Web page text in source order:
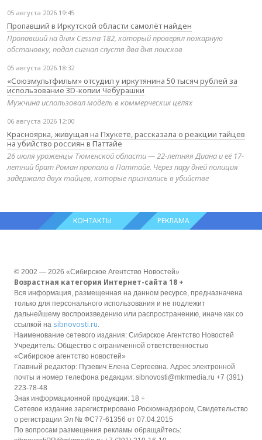
05 августа 2026 19:45
Пропавший в Иркутской области самолёт найден
Пропавший на днях Cessna 182, который проверял пожарную
обстановку, подал сигнал спустя два дня поисков
05 августа 2026 18:32
«Союзмультфильм» отсудил у иркутянина 50 тысяч рублей за
использование 3D-копии Чебурашки
Мужчина использовал модель в коммерческих целях
06 августа 2026 12:00
Красноярка, живущая на Пхукете, рассказала о реакции тайцев
на убийство россиян в Паттайе
26 июля уроженцы Тюменской области — 22-летняя Диана и её 17-
летний брат Роман пропали в Паттайе. Через пару дней полиция
задержала двух тайцев, которые признались в убийстве
КОНТАКТЫ РЕКЛАМА
© 2002 — 2026 «Сибирское Агентство Новостей»
Возрастная категория Интернет-сайта 18 +
Вся информация, размещенная на данном ресурсе, предназначена
только для персонального использования и не подлежит
дальнейшему воспроизведению или распространению, иначе как со
ссылкой на sibnovosti.ru.
Наименование сетевого издания: Сибирское Агентство Новостей
Учредитель: Общество с ограниченной ответственностью
«Сибирское агентство новостей»
Главный редактор: Пузевич Елена Сергеевна. Адрес электронной
почты и номер телефона редакции: sibnovosti@mkrmedia.ru +7 (391)
223-78-48
Знак информационной продукции: 18 +
Сетевое издание зарегистрировано Роскомнадзором, Свидетельство
о регистрации Эл № ФС77-61356 от 07.04.2015
По вопросам размещения рекламы обращайтесь: